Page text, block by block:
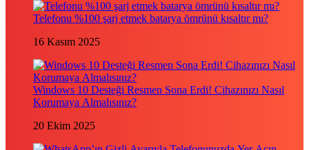
Telefonu %100 şarj etmek batarya ömrünü kısaltır mı?
16 Kasım 2025
Windows 10 Desteği Resmen Sona Erdi! Cihazınızı Nasıl
Korumaya Almalısınız?
20 Ekim 2025